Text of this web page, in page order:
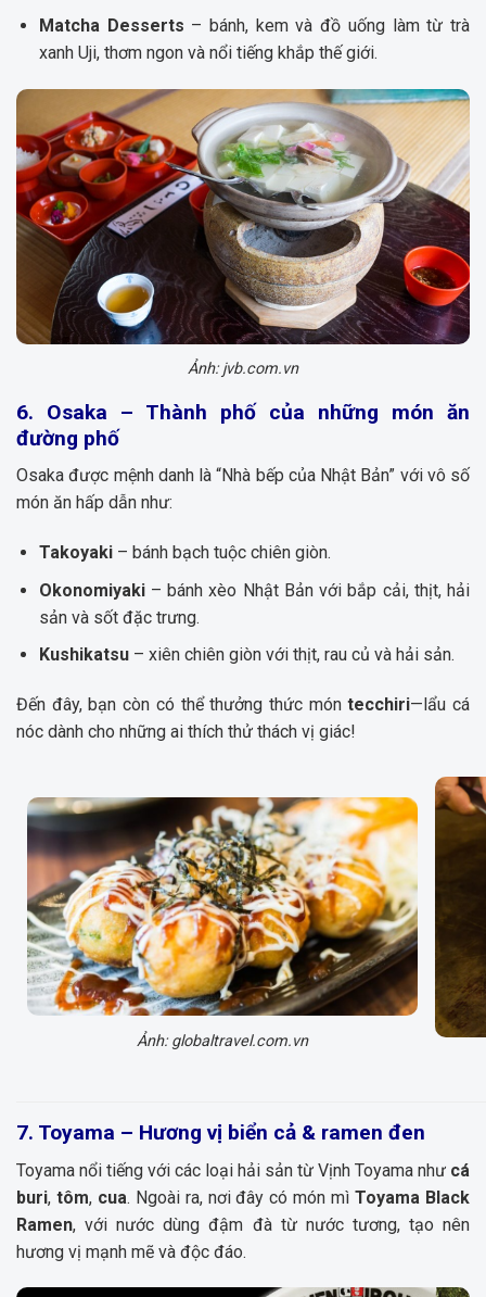
Matcha Desserts – bánh, kem và đồ uống làm từ trà
xanh Uji, thơm ngon và nổi tiếng khắp thế giới.
Ảnh: jvb.com.vn
6. Osaka – Thành phố của những món ăn
đường phố
Osaka được mệnh danh là “Nhà bếp của Nhật Bản” với vô số
món ăn hấp dẫn như:
Takoyaki– bánh bạch tuộc chiên giòn.
Okonomiyaki– bánh xèo Nhật Bản với bắp cải, thịt, hải
sản và sốt đặc trưng.
Kushikatsu– xiên chiên giòn với thịt, rau củ và hải sản.
Đến đây, bạn còn có thể thưởng thức móntecchiri—lẩu cá
nóc dành cho những ai thích thử thách vị giác!
Ảnh: globaltravel.com.vn
7. Toyama – Hương vị biển cả & ramen đen
Toyama nổi tiếng với các loại hải sản từ Vịnh Toyama như cá
buri, tôm, cua. Ngoài ra, nơi đây có món mìToyama Black
Ramen, với nước dùng đậm đà từ nước tương, tạo nên
hương vị mạnh mẽ và độc đáo.